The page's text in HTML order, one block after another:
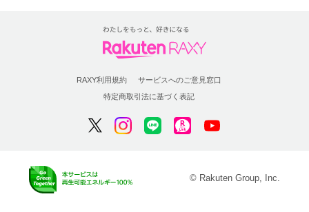
RAXY利用規約
サービスへのご意見窓口
特定商取引法に基づく表記
© Rakuten Group, Inc.